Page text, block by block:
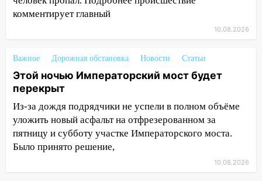
девочку зажало между автомобилем и
13:05
17-летний парень находился за
рулем мотоцикла во время ДТП в Новом
городе: в ГАИ прокомментировали
сегодняшнюю аварию
12:59 Губернатор Ульяновской области
выразил соболезнования в связи с
трагедией в Нижнекамске
комментирует главный
10.08.2026
Важное Дорожная обстановка Новости Статьи
Этой ночью Императорский мост будет
перекрыт
Из-за дождя подрядчики не успели в полном объёме
уложить новый асфальт на отфрезерованном за
пятницу и субботу участке Императорского моста.
Было принято решение,
10.08.2026